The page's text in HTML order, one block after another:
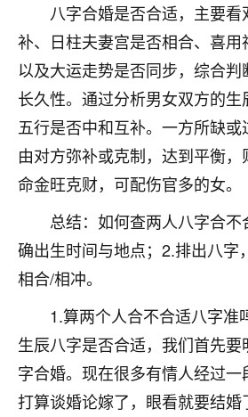
八字合婚是否合适，主要
补、日柱夫妻宫是否相合、喜用
以及大运走势是否同步，综合
长久性。通过分析男女双方的
五行是否中和互补。一方所缺
由对方弥补或克制，达到平衡
命金旺克财，可配伤官多的女。
总结：如何查两人八字合
确出生时间与地点；2.排出八字
相合/相冲。
1.算两个人合不合适八字准
生辰八字是否合适，我们首先要
字合婚。现在很多有情人经过一
打算谈婚论嫁了，眼看就要结
做完，我女儿跟变了个人一样
大学，只要能安安稳稳的把书
康康的我就很知足了！
鹿森：可怜天下父母心啊！
3小时前 来自河北
付深
三个，找老师的时候是抱着侥
着我晋升有望，我半信半疑的
太岁还有一个发钱粮，本来年
后，我以为都没戏了，结果开
职第一个就是我，职务无所谓
3000，非常开心，无论如何
鹿森：恭喜升职加薪！！
12小时前 来自北京